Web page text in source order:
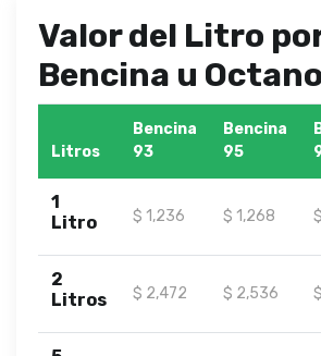
Valor del Litro
Bencina u
Litros
Bencina
93
Bencina
95
1
Litro
$ 1,236 $ 1,268
2
Litros
$ 2,472 $ 2,536